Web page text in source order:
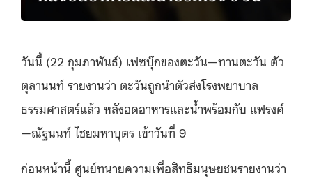
วันนี้ (22 กุมภาพันธ์) เฟซบุ๊กของตะวัน—ทานตะวัน ตัว
ตุลานนท์ รายงานว่า ตะวันถูกนำตัวส่งโรงพยาบาล
ธรรมศาสตร์แล้ว หลังอดอาหารและน้ำพร้อมกับ แฟรงค์
—ณัฐนนท์ ไชยมหาบุตร เข้าวันที่ 9
ก่อนหน้านี้ ศูนย์ทนายความเพื่อสิทธิมนุษยชนรายงานว่า